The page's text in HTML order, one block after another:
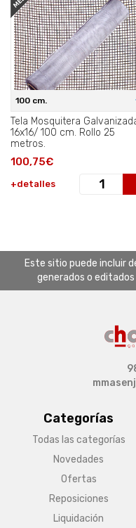
100 cm.
Tela Mosquitera
16x16/ 100 cm. Rollo 25
metros.
100,75€
+detalles
Este sitio puede incluir
generados o
Categorías
Todas las categorías
Novedades
Ofertas
Reposiciones
Liquidación